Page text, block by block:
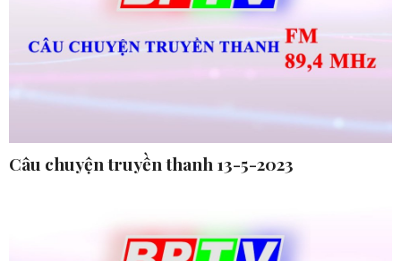
Câu chuyện truyền thanh 13-5-2023